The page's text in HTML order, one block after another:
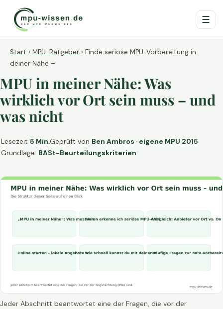
☰
Start › MPU-Ratgeber › Finde seriöse MPU-Vorbereitung in
deiner Nähe –
MPU in meiner Nähe: Was
wirklich vor Ort sein muss – und
was nicht
Lesezeit 5 Min.Geprüft von Ben Ambros · eigene MPU 2015
Grundlage: BASt-Beurteilungskriterien
Jeder Abschnitt beantwortet eine der Fragen, die vor der